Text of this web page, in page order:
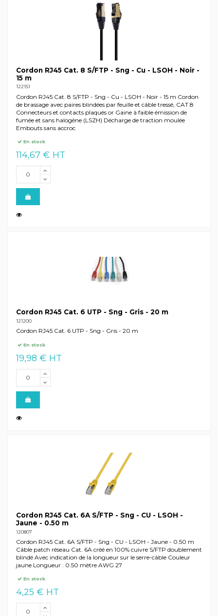
Cordon RJ45 Cat. 8 S/FTP - Sng - Cu - LSOH - Noir -
15 m
122151
Cordon RJ45 Cat. 8 S/FTP - Sng - Cu - LSOH - Noir - 15 m Cordon
de brassage avec paires blindées par feuille et câble tressé, CAT 8
Connecteurs et contacts plaqués or Gaine à faible émission de
fumée et sans halogène (LSZH) Décharge de traction moulée
Embouts sans accroc
En stock
114,67 € HT
Cordon RJ45 Cat. 6 UTP - Sng - Gris - 20 m
121200
Cordon RJ45 Cat. 6 UTP - Sng - Gris - 20 m
En stock
19,98 € HT
Cordon RJ45 Cat. 6A S/FTP - Sng - CU - LSOH -
Jaune - 0.50 m
120807
Cordon RJ45 Cat. 6A S/FTP - Sng - CU - LSOH - Jaune - 0.50 m
Câble patch réseau Cat. 6A créé en 100% cuivre S/FTP doublement
blindé Avec indication de la longueur sur le serre-câble Couleur
jaune Longueur : 0.50 mètre AWG 27
En stock
4,25 € HT